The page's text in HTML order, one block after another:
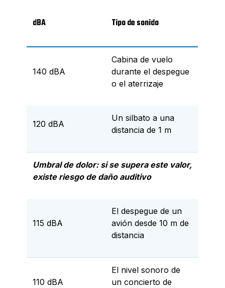
dBA Tipo de sonido
140 dBA
Cabina de vuelo
durante el despegue
o el aterrizaje
120 dBA
Un silbato a una
distancia de 1 m
Umbral de dolor: si se supera este valor,
existe riesgo de daño auditivo
115 dBA
El despegue de un
avión desde 10 m de
distancia
110 dBA
El nivel sonoro de
un concierto de